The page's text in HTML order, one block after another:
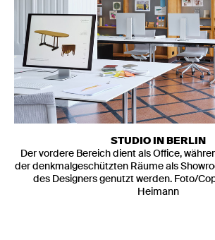
STUDIO IN BERLIN
Der vordere Bereich dient als Office,
der denkmalgeschützten Räume als
des Designers genutzt werden. Foto/
Heimann